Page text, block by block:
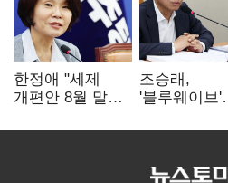
한정애 "세제
개편안 8월 말
공급도 논의"
조승래,
'블루웨이브'
사과 "무거운